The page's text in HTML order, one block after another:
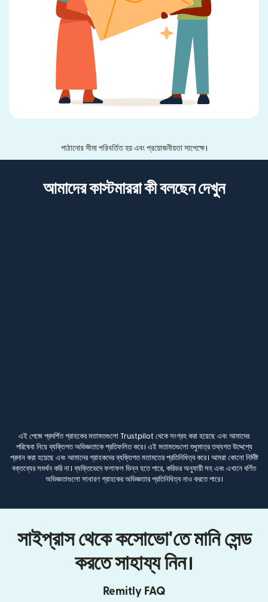
পাঠানোর সীমা পরিবর্তিত হয় এবং প্রয়োজনীয়তা সাপেক্ষে।
আমাদের কাস্টমাররা কী বলছেন দেখুন
এই পেজে প্রদর্শিত গ্রাহকের মতামতগুলো Trustpilot থেকে সংগ্রহ করা হয়েছে এবং আমাদের
পরিষেবা নিয়ে ব্যক্তিগত অভিজ্ঞতাকে প্রতিফলিত করে। এই মতামতগুলো শুধুমাত্র তথ্যগত উদ্দেশ্যে
প্রদান করা হয়েছে এবং আমাদের গ্রাহকদের ব্যক্তিগত মতামতের প্রতিনিধিত্ব করে। আমরা কোনো নির্দিষ্ট
বক্তব্যের সমর্থন করি না। ব্যক্তিভেদে ফলাফল ভিন্ন হতে পারে, করিডর অনুযায়ী সহ এবং এখানে বর্ণিত
অভিজ্ঞতাগুলো সাধারণ গ্রাহকের অভিজ্ঞতার প্রতিনিধিত্ব নাও করতে পারে।
সাইপ্রাস থেকে কসোভো'তে মানি সেন্ড
করতে সাহায্য নিন।
Remitly FAQ